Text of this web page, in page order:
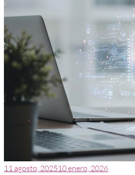
11 agosto, 202510 enero, 2026